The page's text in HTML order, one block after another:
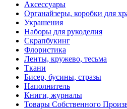
Аксессуары
Органайзеры, коробки для
Украшения
Наборы для рукоделия
Скрапбукинг
Флористика
Ленты, кружево, тесьма
Ткани
Бисер, бусины, стразы
Наполнитель
Книги, журналы
Товары Собственного